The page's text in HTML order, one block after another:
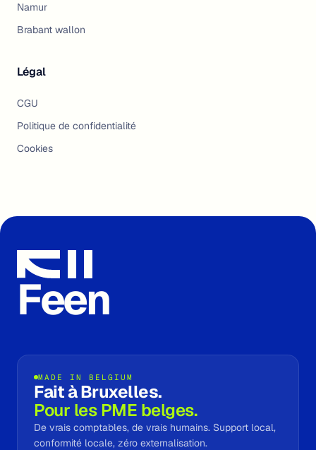
Namur
Brabant wallon
Légal
CGU
Politique de confidentialité
Cookies
Feen
MADE IN BELGIUM
Fait à Bruxelles.
Pour les PME belges.
De vrais comptables, de vrais humains. Support local,
conformité locale, zéro externalisation.